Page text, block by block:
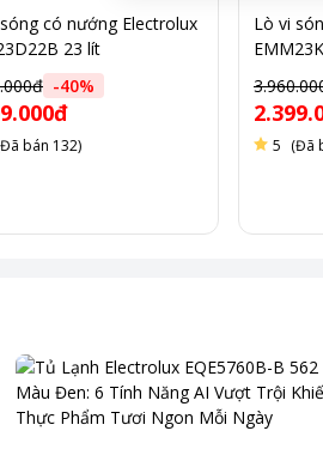
và nấu. Ngoài ra còn có thêm chức
có nướng Electrolux
23 lít
-40%
bán 132)
Lò vi
5 (Đã